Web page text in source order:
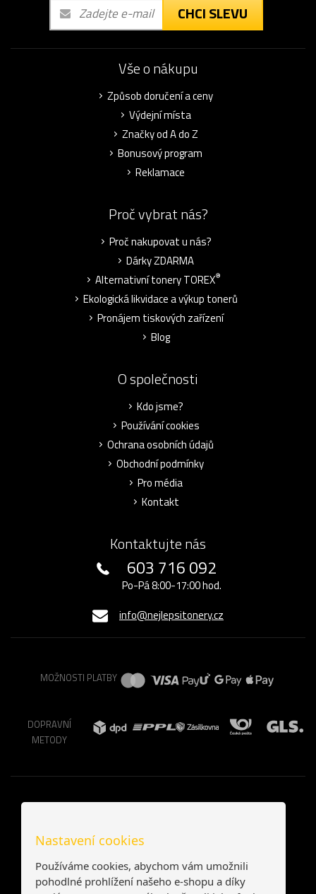
CHCI SLEVU
Vše o nákupu
Způsob doručení a ceny
Výdejní místa
Značky od A do Z
Bonusový program
Reklamace
Proč vybrat nás?
Proč nakupovat u nás?
Dárky ZDARMA
Alternativní tonery TOREX®
Ekologická likvidace a výkup tonerů
Pronájem tiskových zařízení
Blog
O společnosti
Kdo jsme?
Používání cookies
Ochrana osobních údajů
Obchodní podmínky
Pro média
Kontakt
Kontaktujte nás
603 716 092
Po-Pá 8:00-17:00 hod.
info@nejlepsitonery.cz
MOŽNOSTI PLATBY
DOPRAVNÍ
METODY
Nastavení cookies
Používáme cookies, abychom vám umožnili
pohodlné prohlížení našeho e-shopu a díky